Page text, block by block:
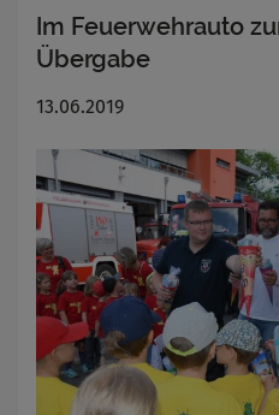
Im Feuerwehrauto
Übergabe
13.06.2019